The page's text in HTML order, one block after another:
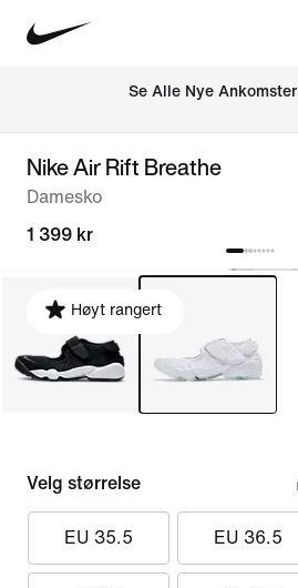
Se Alle Nye Ankomster
Nike Air Rift Breathe
Damesko
1 399 kr
Høyt rangert
Velg størrelse
EU 35.5 EU 36.5